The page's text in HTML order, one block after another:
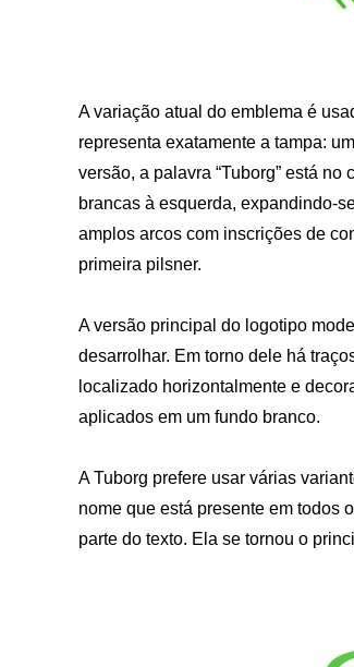
A variação atual do emblema é
representa exatamente a tampa:
versão, a palavra “Tuborg” está
brancas à esquerda, expandindo-
amplos arcos com inscrições de
primeira pilsner.
A versão principal do logotipo
desarrolhar. Em torno dele há
localizado horizontalmente e
aplicados em um fundo branco.
A Tuborg prefere usar várias
nome que está presente em todos
parte do texto. Ela se tornou o